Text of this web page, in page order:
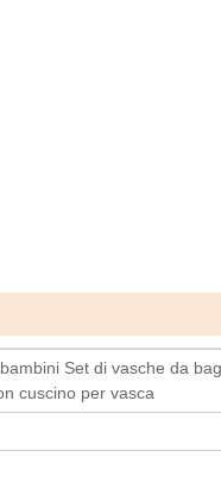
Set di vasche da
cuscino per vasca